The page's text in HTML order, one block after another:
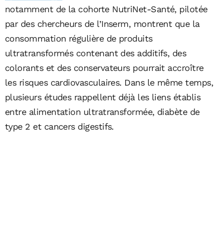
notamment de la cohorte NutriNet-Santé, pilotée
par des chercheurs de l’Inserm, montrent que la
consommation régulière de produits
ultratransformés contenant des additifs, des
colorants et des conservateurs pourrait accroître
les risques cardiovasculaires. Dans le même temps,
plusieurs études rappellent déjà les liens établis
entre alimentation ultratransformée, diabète de
type 2 et cancers digestifs.